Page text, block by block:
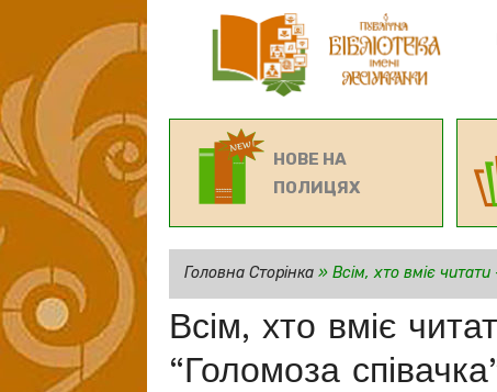
НОВЕ НА
ПОЛИЦЯХ
Головна Сторінка» Всім, хто вміє
Всім, хто вміє
“Голомоза